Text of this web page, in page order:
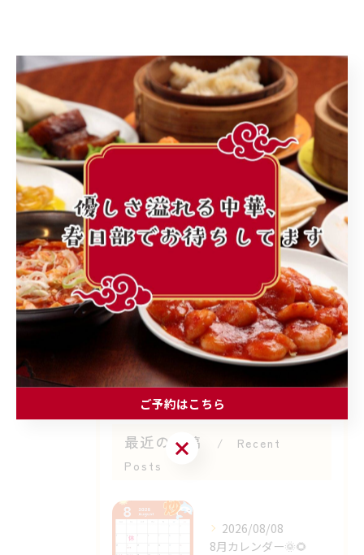
< 前のページ 一覧に戻る 次のページ >
Categories
全てのカテゴリー
町中華
ランチ
個人店
子連れ
レバニラ
最近の投稿
Recent
Posts
2026/08/08
8月カレンダー🌞🌻⁡
ご予約はこちら
ご予約はこちら